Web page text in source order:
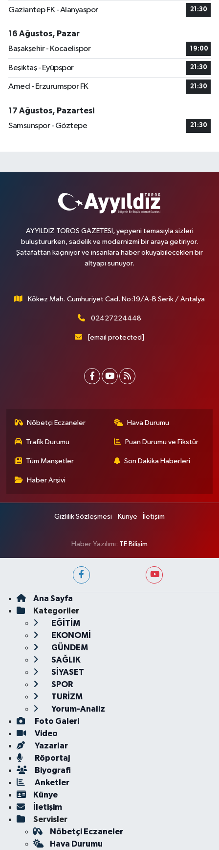
Gaziantep FK - Alanyaspor 21:30
16 Ağustos, Pazar
Başakşehir - Kocaelispor
19:00
Beşiktaş - Eyüpspor 21:30
Amed - Erzurumspor FK 21:30
17 Ağustos, Pazartesi
Samsunspor - Göztepe
21:30
AYYILDIZ TOROS GAZETESİ, yepyeni temasıyla sizleri
buluştururken, sadelik ve modernizmi bir araya getiriyor.
Şatafattan kaçınıyor ve insanlara haber okuyabilecekleri bir
altyapı sunuyor.
Kökez Mah. Cumhuriyet Cad. No:19/A-B Serik / Antalya
02427224448
[email protected]
Nöbetçi Eczaneler Hava Durumu
Trafik Durumu Puan Durumu ve Fikstür
Tüm Manşetler Son Dakika Haberleri
Haber Arşivi
Gizlilik Sözleşmesi Künye İletişim
Haber Yazılımı: TE Bilişim
Ana Sayfa
Kategoriler
EĞİTİM
EKONOMİ
GÜNDEM
SAĞLIK
SİYASET
SPOR
TURİZM
Yorum-Analiz
Foto Galeri
Video
Yazarlar
Röportaj
Biyografi
Anketler
Künye
İletişim
Servisler
Nöbetçi Eczaneler
Hava Durumu